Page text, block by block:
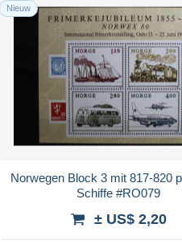
Nieuw
Norwegen Block 3 mit 817-820
Schiffe #RO079
± US$ 2,20